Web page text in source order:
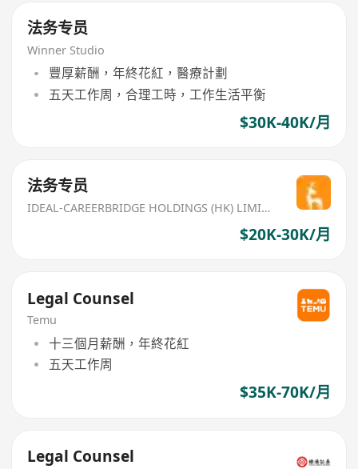
法务专员
Winner Studio
豐厚薪酬，年終花紅，醫療計劃
五天工作周，合理工時，工作生活平衡
$30K-40K/月
法务专员
IDEAL-CAREERBRIDGE HOLDINGS (HK) LIMITED
$20K-30K/月
Legal Counsel
Temu
十三個月薪酬，年終花紅
五天工作周
$35K-70K/月
Legal Counsel